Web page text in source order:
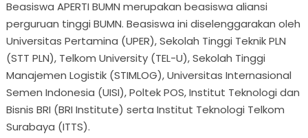
Beasiswa APERTI BUMN merupakan beasiswa aliansi
perguruan tinggi BUMN. Beasiswa ini diselenggarakan oleh
Universitas Pertamina (UPER), Sekolah Tinggi Teknik PLN
(STT PLN), Telkom University (TEL-U), Sekolah Tinggi
Manajemen Logistik (STIMLOG), Universitas Internasional
Semen Indonesia (UISI), Poltek POS, Institut Teknologi dan
Bisnis BRI (BRI Institute) serta Institut Teknologi Telkom
Surabaya (ITTS).